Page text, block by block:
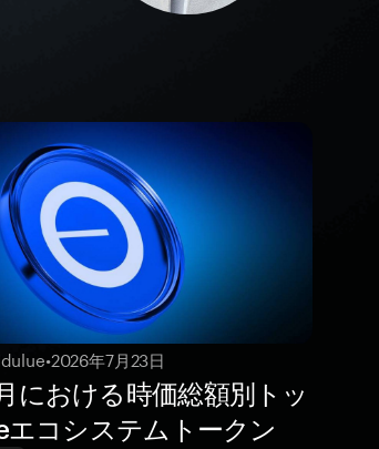
•2026年7月23日
における時価総額別トッ
エコシステムトークン